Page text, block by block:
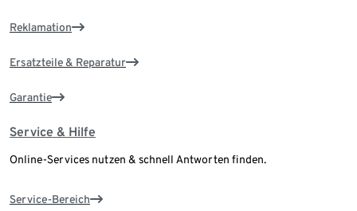
Reklamation
Ersatzteile & Reparatur
Garantie
Service & Hilfe
Online-Services nutzen & schnell Antworten finden.
Service-Bereich